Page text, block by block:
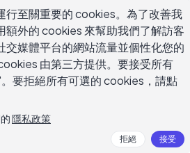
作工具中寻找什么？
案什么以及向谁提案，但有四个标
写作工具和那些生成听起来很有光
的工具。
器。仅适用于一段话提示的工具会
需要输入背景：客户的问题、您提
行至關重要的 cookies。為了改善我
額外的 cookies 來幫助我們了解訪客
交媒體平台的網站流量並個性化您的
由第三方提供。要接受所有
要拒絕所有可選的 cookies，請點
隱私政策
拒絕 接受